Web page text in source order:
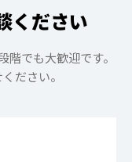
ください
階でも大歓迎です。
ださい。